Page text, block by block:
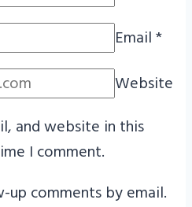
Email*
Website
and website in this
I comment.
comments by email.